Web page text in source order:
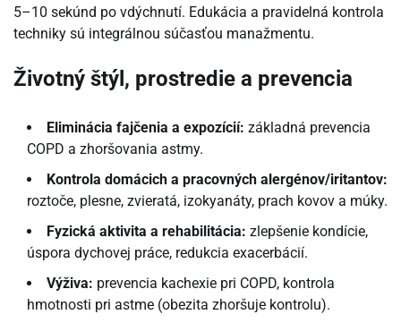
5–10 sekúnd po vdýchnutí. Edukácia a pravidelná kontrola
techniky sú integrálnou súčasťou manažmentu.
Životný štýl, prostredie a prevencia
Eliminácia fajčenia a expozícií: základná prevencia
COPD a zhoršovania astmy.
Kontrola domácich a pracovných alergénov/iritantov:
roztoče, plesne, zvieratá, izokyanáty, prach kovov a múky.
Fyzická aktivita a rehabilitácia: zlepšenie kondície,
úspora dychovej práce, redukcia exacerbácií.
Výživa: prevencia kachexie pri COPD, kontrola
hmotnosti pri astme (obezita zhoršuje kontrolu).